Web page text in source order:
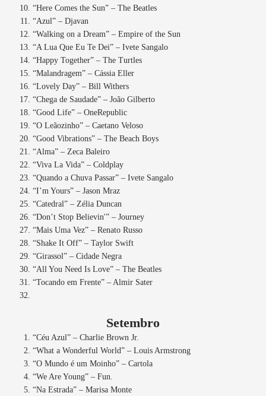
“Here Comes the Sun” – The Beatles
“Azul” – Djavan
“Walking on a Dream” – Empire of the Sun
“A Lua Que Eu Te Dei” – Ivete Sangalo
“Happy Together” – The Turtles
“Malandragem” – Cássia Eller
“Lovely Day” – Bill Withers
“Chega de Saudade” – João Gilberto
“Good Life” – OneRepublic
“O Leãozinho” – Caetano Veloso
“Good Vibrations” – The Beach Boys
“Alma” – Zeca Baleiro
“Viva La Vida” – Coldplay
“Quando a Chuva Passar” – Ivete Sangalo
“I’m Yours” – Jason Mraz
“Catedral” – Zélia Duncan
“Don’t Stop Believin'” – Journey
“Mais Uma Vez” – Renato Russo
“Shake It Off” – Taylor Swift
“Girassol” – Cidade Negra
“All You Need Is Love” – The Beatles
“Tocando em Frente” – Almir Sater
Setembro
“Céu Azul” – Charlie Brown Jr.
“What a Wonderful World” – Louis Armstrong
“O Mundo é um Moinho” – Cartola
“We Are Young” – Fun.
“Na Estrada” – Marisa Monte